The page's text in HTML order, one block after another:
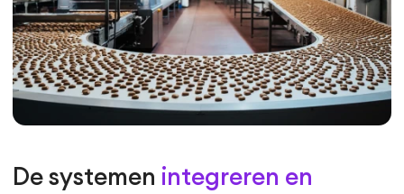
De systemen integreren en